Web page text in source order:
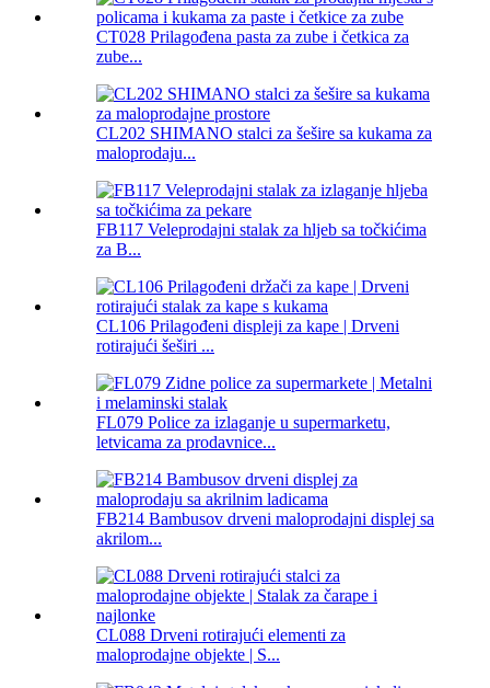
CT028 Prilagođena pasta za zube i četkica za
zube...
CL202 SHIMANO stalci za šešire sa kukama za
maloprodaju...
FB117 Veleprodajni stalak za hljeb sa točkićima
za B...
CL106 Prilagođeni displeji za kape | Drveni
rotirajući šeširi ...
FL079 Police za izlaganje u supermarketu,
letvicama za prodavnice...
FB214 Bambusov drveni maloprodajni displej sa
akrilom...
CL088 Drveni rotirajući elementi za
maloprodajne objekte | S...